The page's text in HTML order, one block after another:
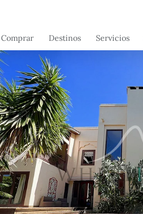
Comprar
-
-
-
Destinos
Brasil
França
Portugal
Servicios
propietarios